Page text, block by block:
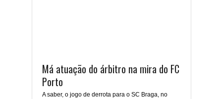
Má atuação do árbitro na mira do FC
Porto
A saber, o jogo de derrota para o SC Braga, no